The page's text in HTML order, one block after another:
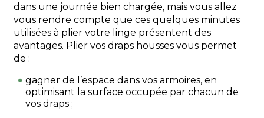
dans une journée bien chargée, mais vous allez
vous rendre compte que ces quelques minutes
utilisées à plier votre linge présentent des
avantages. Plier vos draps housses vous permet
de :
gagner de l’espace dans vos armoires, en
optimisant la surface occupée par chacun de
vos draps ;